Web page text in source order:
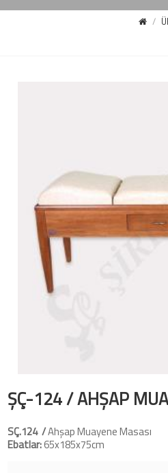
ŞÇ-124 / AHŞAP
SÇ.124 /Ahşap Muayene Masası
Ebatlar:65x185x75cm